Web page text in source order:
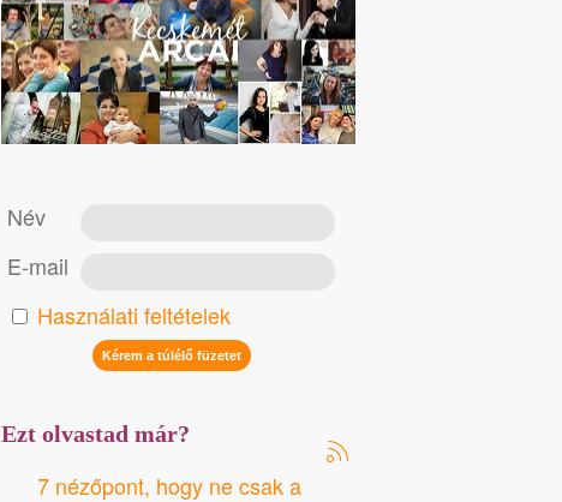
Név
E-mail
Használati feltételek
Ezt olvastad már?
7 nézőpont, hogy ne csak a